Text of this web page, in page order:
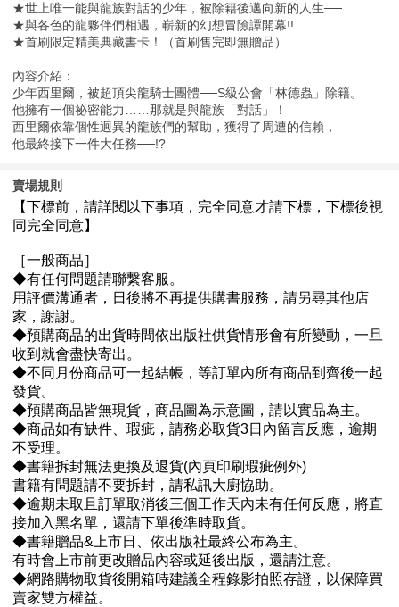
★世上唯一能與龍族對話的少年，被除籍後邁向新的人生──
★與各色的龍夥伴們相遇，嶄新的幻想冒險譚開幕!!
★首刷限定精美典藏書卡！（首刷售完即無贈品）
內容介紹：
少年西里爾，被超頂尖龍騎士團體──S級公會「林德蟲」除籍。
他擁有一個祕密能力……那就是與龍族「對話」！
西里爾依靠個性迥異的龍族們的幫助，獲得了周遭的信賴，
他最終接下一件大任務──!?
賣場規則